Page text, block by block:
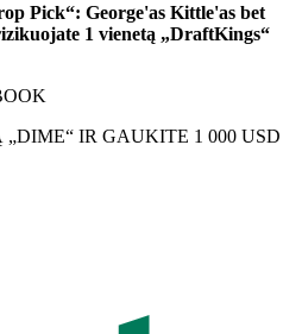
Pick“: George'as Kittle'as bet
1 vienetą „DraftKings“
IR GAUKITE 1 000 USD